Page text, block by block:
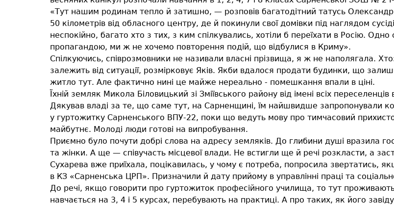
«Тут нашим родинам тепло й затишно, — розповів багатодітний татусь
50 кілометрів від обласного центру, де й покинули свої домівки під наглядом
неспокійно, багато хто з тих, з ким спілкувались, хотіли б переїхати в Росію.
пропагандою, ми ж не хочемо повторення подій, що відбулися в Криму».
Спілкуючись, співрозмовники не називали власні прізвища, я ж не наполягала.
залежить від ситуації, розмірковує Яків. Якби вдалося продати будинки, що
житло тут. Але фактично нині це майже нереально - помешкання впали в ціні.
Їхній земляк Микола Біловицький зі Зміївського району від імені всіх
Дякував владі за те, що саме тут, на Сарненщині, їм найшвидше запропонували
у гуртожитку Сарненського ВПУ-22, поки що ведуть мову про тимчасовий
майбутнє. Молоді люди готові на випробування.
Приємно було почути добрі слова на адресу земляків. До глибини душі вразила
та жінки. А ще — співучасть місцевої влади. Не встигли ще й речі розкласти, а
Сухарева вже приїхала, поцікавилась, у чому є потреба, попросила звертатись,
в КЗ «Сарненська ЦРП». Призначили й дату прийому в управлінні праці та
До речі, якщо говорити про гуртожиток професійного училища, то тут
навчається на 3, 4 і 5 курсах, перебувають на практиці. А про таких, як його